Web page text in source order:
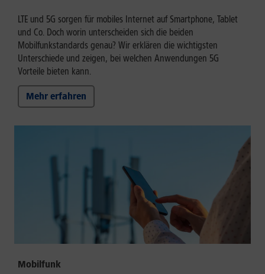
LTE und 5G sorgen für mobiles Internet auf Smartphone, Tablet
und Co. Doch worin unterscheiden sich die beiden
Mobilfunkstandards genau? Wir erklären die wichtigsten
Unterschiede und zeigen, bei welchen Anwendungen 5G
Vorteile bieten kann.
Mehr erfahren
Mobilfunk